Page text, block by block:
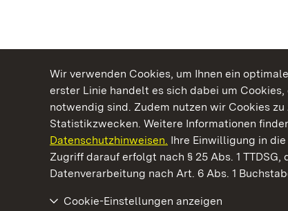
Wir verwenden Cookies, um Ihnen ein
erster Linie handelt es sich dabei um
notwendig sind. Zudem nutzen wir Cookies
Statistikzwecken. Weitere Informationen
Datenschutzhinweisen. Ihre Einwilligung in
Zugriff darauf erfolgt nach § 25 Abs. 1
Datenverarbeitung nach Art. 6 Abs. 1
Cookie-Einstellungen anzeigen
Kommen. Staunen. Genießen.